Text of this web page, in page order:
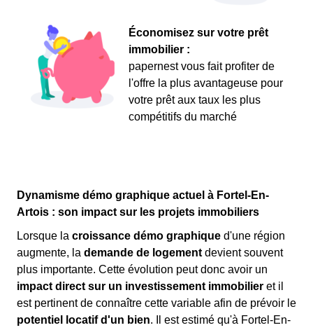
Économisez sur votre prêt
immobilier :
papernest vous fait profiter de
l'offre la plus avantageuse pour
votre prêt aux taux les plus
compétitifs du marché
Dynamisme démo graphique actuel à Fortel-En-
Artois : son impact sur les projets immobiliers
Lorsque la croissance démo graphique d'une région
augmente, la demande de logement devient souvent
plus importante. Cette évolution peut donc avoir un
impact direct sur un investissement immobilier et il
est pertinent de connaître cette variable afin de prévoir le
potentiel locatif d'un bien. Il est estimé qu'à Fortel-En-